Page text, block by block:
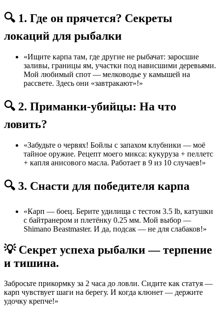
🔍 1. Где он прячется? Секреты
локаций для рыбалки
«Ищите карпа там, где другие не рыбачат: заросшие
заливы, границы ям, участки под нависшими деревьями.
Мой любимый спот — мелководье у камышей на
рассвете. Здесь они «завтракают»!»
🔍 2. Приманки-убийцы: На что
ловить?
«Забудьте о червях! Бойлы с запахом клубники — моё
тайное оружие. Рецепт моего микса: кукуруза + пеллетс
+ капля анисового масла. Работает в 9 из 10 случаев!»
🔍 3. Снасти для победителя карпа
«Карп — боец. Берите удилища с тестом 3.5 lb, катушки
с байтранером и плетёнку 0.25 мм. Мой выбор —
Shimano Beastmaster. И да, подсак — не для слабаков!»
💡 Секрет успеха рыбалки — терпение
и тишина.
Забросьте прикормку за 2 часа до ловли. Сидите как статуя —
карп чувствует шаги на берегу. И когда клюнет — держите
удочку крепче!»